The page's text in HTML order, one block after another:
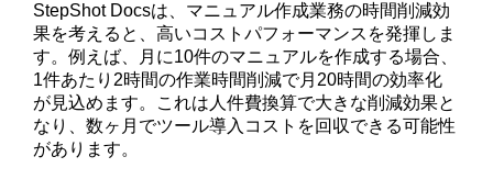
StepShot Docsは、マニュアル作成業務の時間削減効
果を考えると、高いコストパフォーマンスを発揮しま
す。例えば、月に10件のマニュアルを作成する場合、
1件あたり2時間の作業時間削減で月20時間の効率化
が見込めます。これは人件費換算で大きな削減効果と
なり、数ヶ月でツール導入コストを回収できる可能性
があります。